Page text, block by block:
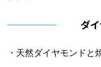
ダ
・天然ダイヤモンドと